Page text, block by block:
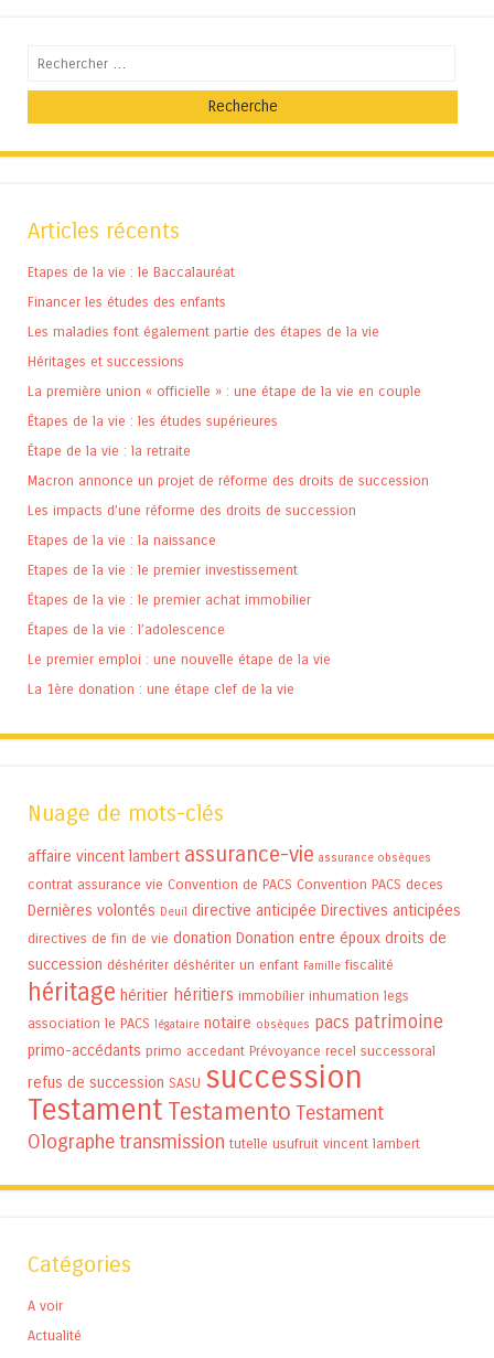
Recherche
Articles récents
Etapes de la vie : le Baccalauréat
Financer les études des enfants
Les maladies font également partie des étapes de la vie
Héritages et successions
La première union « officielle » : une étape de la vie en couple
Étapes de la vie : les études supérieures
Étape de la vie : la retraite
Macron annonce un projet de réforme des droits de succession
Les impacts d’une réforme des droits de succession
Etapes de la vie : la naissance
Etapes de la vie : le premier investissement
Étapes de la vie : le premier achat immobilier
Étapes de la vie : l’adolescence
Le premier emploi : une nouvelle étape de la vie
La 1ère donation : une étape clef de la vie
Nuage de mots-clés
affaire vincent lambert assurance-vie assurance obsèques
contrat assurance vie Convention de PACS Convention PACS deces
Dernières volontés Deuil directive anticipée Directives anticipées
directives de fin de vie donation Donation entre époux droits de
succession déshériter déshériter un enfant Famille fiscalité
héritage héritier héritiers immobilier inhumation legs
association le PACS légataire notaire obsèques pacs patrimoine
primo-accédants primo accedant Prévoyance recel successoral
refus de succession SASU succession
Testament Testamento Testament
Olographetransmission tutelle usufruit vincent lambert
Catégories
A voir
Actualité